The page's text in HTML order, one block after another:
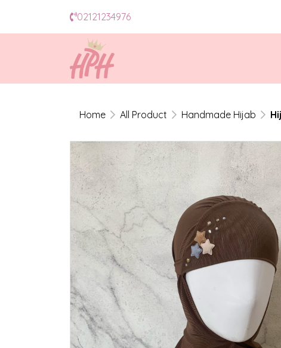
02121234976
Home All Product Handmade Hijab